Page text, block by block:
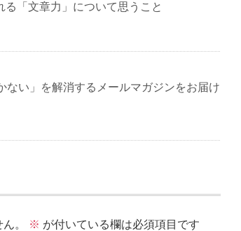
る「文章力」について思うこと
ない」を解消するメールマガジンをお届け
。 ※ が付いている欄は必須項目です